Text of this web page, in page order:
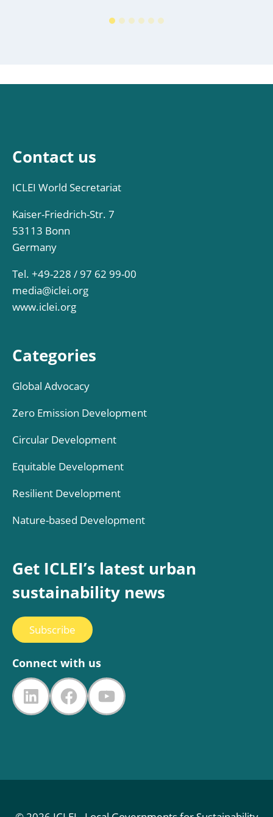
Contact us
ICLEI World Secretariat
Kaiser-Friedrich-Str. 7
53113 Bonn
Germany
Tel. +49-228 / 97 62 99-00
media@iclei.org
www.iclei.org
Categories
Global Advocacy
Zero Emission Development
Circular Development
Equitable Development
Resilient Development
Nature-based Development
Get ICLEI’s latest urban
sustainability news
Subscribe
Connect with us
LinkedIn
FacebookYouTube